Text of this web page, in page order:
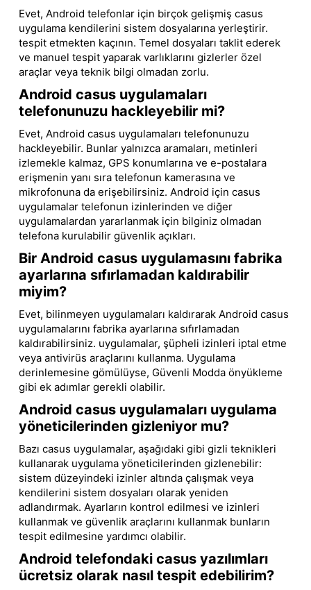
Evet, Android telefonlar için birçok gelişmiş casus
uygulama kendilerini sistem dosyalarına yerleştirir.
tespit etmekten kaçının. Temel dosyaları taklit ederek
ve manuel tespit yaparak varlıklarını gizlerler özel
araçlar veya teknik bilgi olmadan zorlu.
Android casus uygulamaları
telefonunuzu hackleyebilir mi?
Evet, Android casus uygulamaları telefonunuzu
hackleyebilir. Bunlar yalnızca aramaları, metinleri
izlemekle kalmaz, GPS konumlarına ve e-postalara
erişmenin yanı sıra telefonun kamerasına ve
mikrofonuna da erişebilirsiniz. Android için casus
uygulamalar telefonun izinlerinden ve diğer
uygulamalardan yararlanmak için bilginiz olmadan
telefona kurulabilir güvenlik açıkları.
Bir Android casus uygulamasını fabrika
ayarlarına sıfırlamadan kaldırabilir
miyim?
Evet, bilinmeyen uygulamaları kaldırarak Android casus
uygulamalarını fabrika ayarlarına sıfırlamadan
kaldırabilirsiniz. uygulamalar, şüpheli izinleri iptal etme
veya antivirüs araçlarını kullanma. Uygulama
derinlemesine gömülüyse, Güvenli Modda önyükleme
gibi ek adımlar gerekli olabilir.
Android casus uygulamaları uygulama
yöneticilerinden gizleniyor mu?
Bazı casus uygulamalar, aşağıdaki gibi gizli teknikleri
kullanarak uygulama yöneticilerinden gizlenebilir:
sistem düzeyindeki izinler altında çalışmak veya
kendilerini sistem dosyaları olarak yeniden
adlandırmak. Ayarların kontrol edilmesi ve izinleri
kullanmak ve güvenlik araçlarını kullanmak bunların
tespit edilmesine yardımcı olabilir.
Android telefondaki casus yazılımları
ücretsiz olarak nasıl tespit edebilirim?